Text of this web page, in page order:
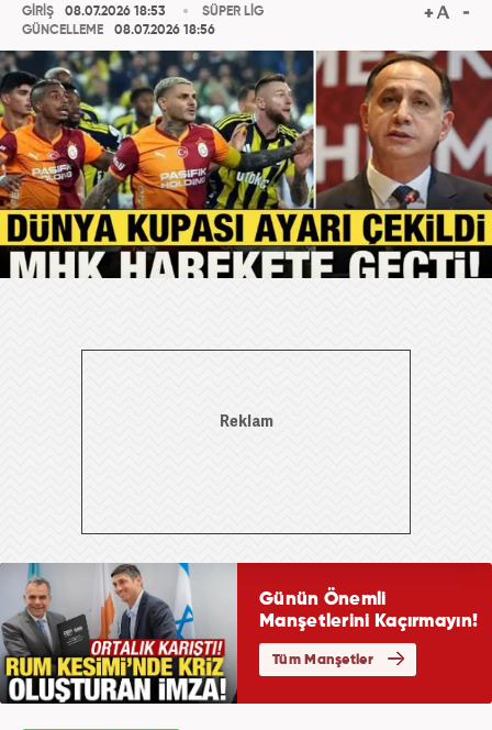
GİRİŞ
08.07.2026 18:53
GÜNCELLEME
08.07.2026 18:56
SÜPER LİG